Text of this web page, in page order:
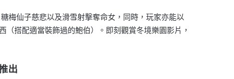
梅仙子慈悲以及滑雪射擊奪命女，同時，玩家亦能以
搭配適當裝飾過的鮑伯）。即刻觀賞冬境樂園影片，
出